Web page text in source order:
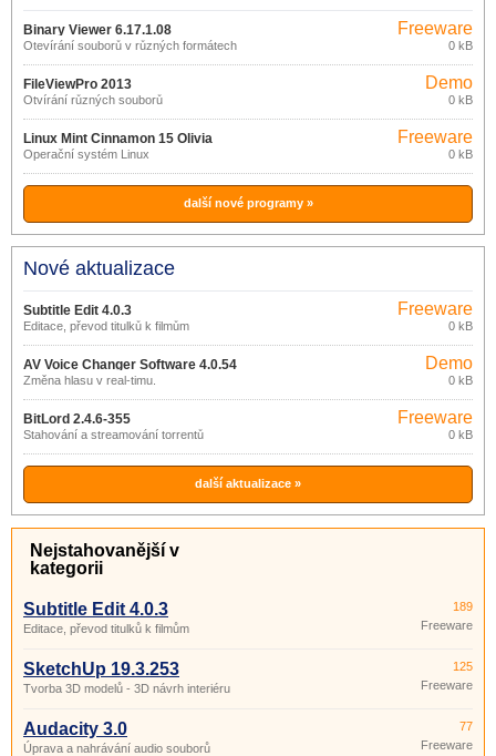
Binary Viewer 6.17.1.08
Otevírání souborů v různých formátech
Freeware
0 kB
FileViewPro 2013
Otvírání různých souborů
Demo
0 kB
Linux Mint Cinnamon 15 Olivia
Operační systém Linux
Freeware
0 kB
další nové programy »
Nové aktualizace
Subtitle Edit 4.0.3
Editace, převod titulků k filmům
Freeware
0 kB
AV Voice Changer Software 4.0.54
Změna hlasu v real-timu.
Demo
0 kB
BitLord 2.4.6-355
Stahování a streamování torrentů
Freeware
0 kB
další aktualizace »
Nejstahovanější v
kategorii
Subtitle Edit 4.0.3
Editace, převod titulků k filmům
189
Freeware
SketchUp 19.3.253
Tvorba 3D modelů - 3D návrh interiéru
125
Freeware
Audacity 3.0
Úprava a nahrávání audio souborů
77
Freeware